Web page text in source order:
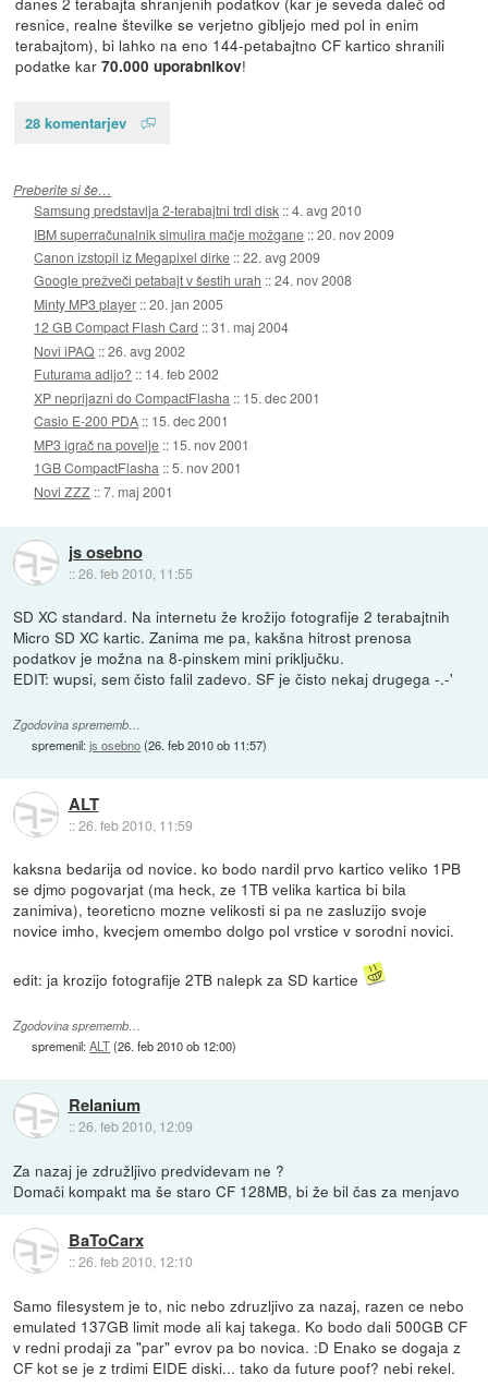
resnice, realne številke se verjetno gibljejo med pol in enim
terabajtom), bi lahko na eno 144-petabajtno CF kartico shranili
podatke kar 70.000 uporabnikov!
28 komentarjev
Preberite si še…
Samsung predstavlja 2-terabajtni trdi disk ::4. avg 2010
IBM superračunalnik simulira mačje možgane ::20. nov 2009
Canon izstopil iz Megapixel dirke ::22. avg 2009
Google prežveči petabajt v šestih urah ::24. nov 2008
Minty MP3 player ::20. jan 2005
12 GB Compact Flash Card ::31. maj 2004
Novi iPAQ ::26. avg 2002
Futurama adijo? :: 14. feb 2002
XP neprijazni do CompactFlasha :: 15. dec 2001
Casio E-200 PDA :: 15. dec 2001
MP3 igrač na povelje :: 15. nov 2001
1GB CompactFlasha ::5. nov 2001
Novi ZZZ ::7. maj 2001
js osebno
::26. feb 2010, 11:55
SD XC standard. Na internetu že krožijo fotografije 2 terabajtnih
Micro SD XC kartic. Zanima me pa, kakšna hitrost prenosa
podatkov je možna na 8-pinskem mini priključku.
EDIT: wupsi, sem čisto falil zadevo. SF je čisto nekaj drugega -.-'
Zgodovina sprememb…
spremenil:js osebno(26. feb 2010 ob 11:57)
ALT
::26. feb 2010, 11:59
kaksna bedarija od novice. ko bodo nardil prvo kartico veliko 1PB
se djmo pogovarjat (ma heck, ze 1TB velika kartica bi bila
zanimiva), teoreticno mozne velikosti si pa ne zasluzijo svoje
novice imho, kvecjem omembo dolgo pol vrstice v sorodni novici.
edit: ja krozijo fotografije 2TB nalepk za SD kartice
Zgodovina sprememb…
spremenil:ALT(26. feb 2010 ob 12:00)
Relanium
::26. feb 2010, 12:09
Za nazaj je združljivo predvidevam ne ?
Domači kompakt ma še staro CF 128MB, bi že bil čas za menjavo
BaToCarx
::26. feb 2010, 12:10
Samo filesystem je to, nic nebo zdruzljivo za nazaj, razen ce nebo
emulated 137GB limit mode ali kaj takega. Ko bodo dali 500GB CF
v redni prodaji za "par" evrov pa bo novica. :D Enako se dogaja z
CF kot se je z trdimi EIDE diski... tako da future poof? nebi rekel.